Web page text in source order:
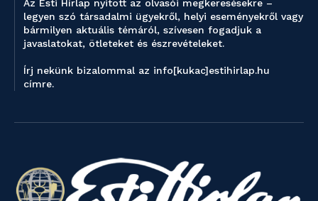
Az Esti Hírlap nyitott az olvasói megkeresésekre –
legyen szó társadalmi ügyekről, helyi eseményekről vagy
bármilyen aktuális témáról, szívesen fogadjuk a
javaslatokat, ötleteket és észrevételeket.
Írj nekünk bizalommal az info[kukac]estihirlap.hu
címre.